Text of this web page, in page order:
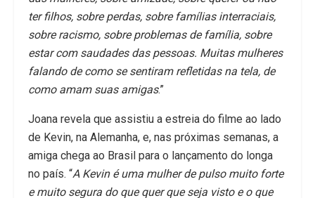
ter filhos, sobre perdas, sobre famílias interraciais,
sobre racismo, sobre problemas de família, sobre
estar com saudades das pessoas. Muitas mulheres
falando de como se sentiram refletidas na tela, de
como amam suas amigas.”
Joana revela que assistiu a estreia do filme ao lado
de Kevin, na Alemanha, e, nas próximas semanas, a
amiga chega ao Brasil para o lançamento do longa
no país. “A Kevin é uma mulher de pulso muito forte
e muito segura do que quer que seja visto e o que